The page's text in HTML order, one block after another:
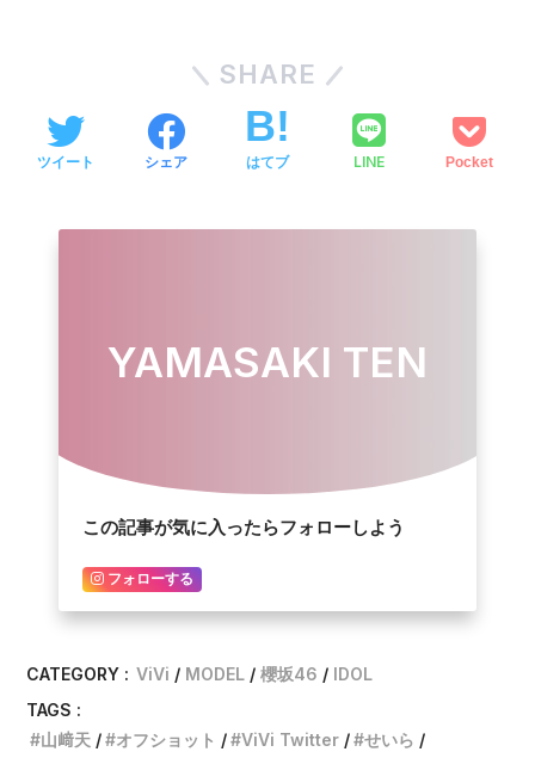
SHARE
ツイート シェア はてブ LINE Pocket
YAMASAKI TEN
この記事が気に入ったらフォローしよう
フォローする
CATEGORY : ViVi MODEL 櫻坂46
IDOL
TAGS :
山﨑天
オフショット ViVi Twitter
せいら